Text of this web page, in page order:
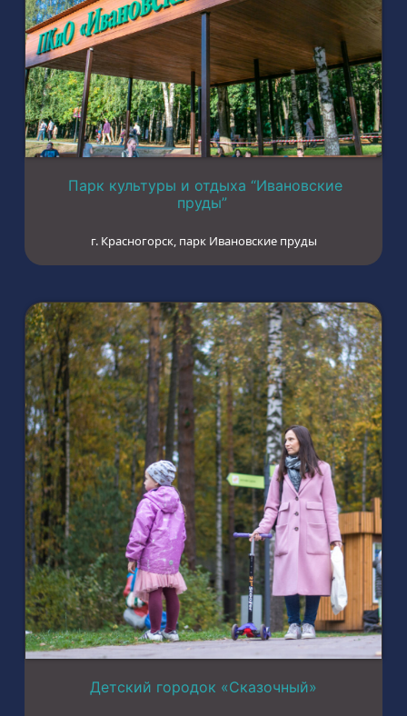
Парк культуры и отдыха “Ивановские
пруды”
г. Красногорск, парк Ивановские пруды
Детский городок «Сказочный»